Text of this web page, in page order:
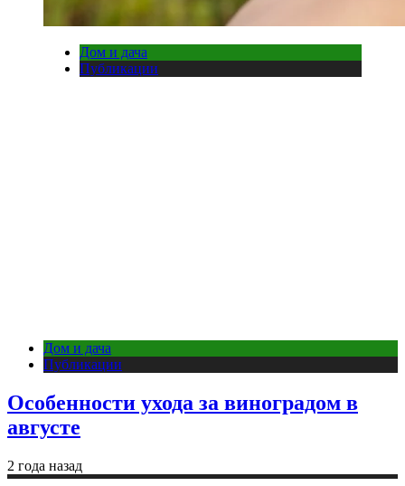
Дом и дача
Публикации
Дом и дача
Публикации
Особенности ухода за виноградом в
августе
2 года назад